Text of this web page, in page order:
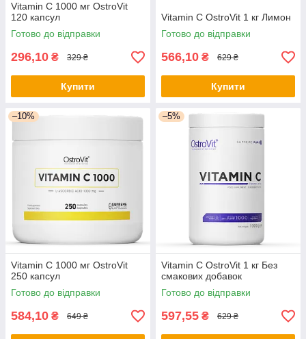
Vitamin C 1000 мг OstroVit
120 капсул
Готово до відправки
296,10 ₴ 329 ₴
Купити
Vitamin C OstroVit 1 кг Лимон
Готово до відправки
566,10 ₴ 629 ₴
Купити
–10%
Vitamin C 1000 мг OstroVit
250 капсул
Готово до відправки
584,10 ₴ 649 ₴
–5%
Vitamin C OstroVit 1 кг Без
смакових добавок
Готово до відправки
597,55 ₴ 629 ₴